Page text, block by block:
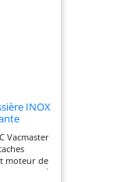
INOX
Vacmaster
moteur de
30L Filtre à